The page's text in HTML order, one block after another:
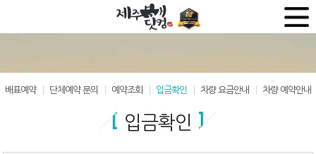
배표예약 단체예약 문의 예약조회 입금확인 차량 요금안내 차량 예약안내
입금확인